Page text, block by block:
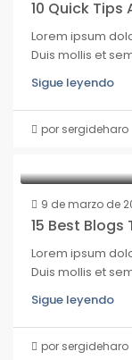
10 Quick Tips
Lorem ipsum
Duis mollis et
Sigue leyendo
por sergideharo
9 de marzo de
15 Best
Lorem ipsum
Duis mollis et
Sigue leyendo
por sergideharo